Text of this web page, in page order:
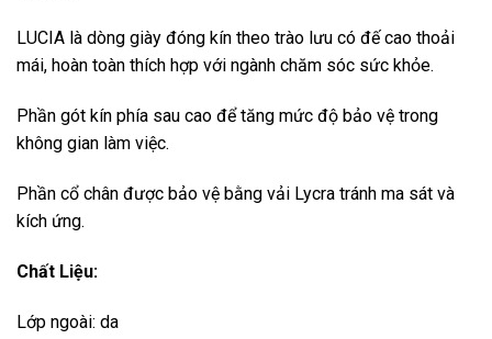
LUCIA là dòng giày đóng kín theo trào lưu có đế cao thoải
mái, hoàn toàn thích hợp với ngành chăm sóc sức khỏe.
Phần gót kín phía sau cao để tăng mức độ bảo vệ trong
không gian làm việc.
Phần cổ chân được bảo vệ bằng vải Lycra tránh ma sát và
kích ứng.
Chất Liệu:
Lớp ngoài: da